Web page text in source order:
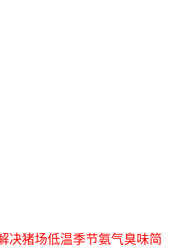
决猪场低温季节氨气臭味简